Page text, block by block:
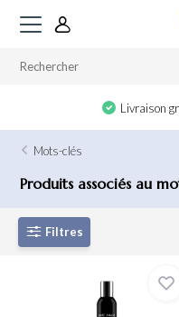
Livraison
Mots-clés
Produits associés au
Filtres